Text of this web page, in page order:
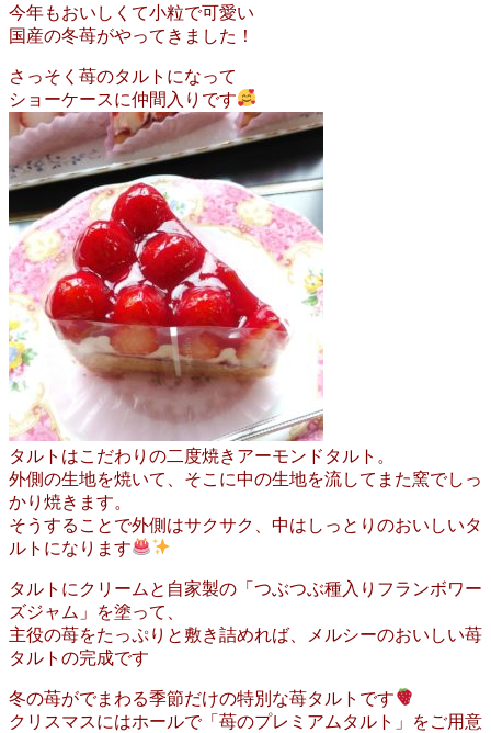
今年もおいしくて小粒で可愛い
国産の冬苺がやってきました！
さっそく 苺のタルトになって
ショーケースに仲間入りです
タルトはこだわりの二度焼きアーモンドタルト。
外側の生地を焼いて、そこに中の生地を流してまた窯でしっ
かり焼きます。
そうすることで外側はサクサク、中はしっとりのおいしいタ
ルトになります
タルトにクリームと自家製の「つぶつぶ種入りフランボワー
ズジャム」を塗って、
主役の苺をたっぷりと敷き詰めれば、メルシーのおいしい苺
タルトの完成です
冬の苺がでまわる季節だけの特別な苺タルトです
クリスマスにはホールで「苺のプレミアムタルト」をご用意